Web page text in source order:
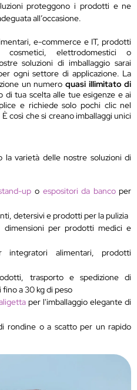
proteggono i prodotti e ne
all’occasione.
e-commerce e IT, prodotti
cosmetici, elettrodomestici o
soluzioni di imballaggio sarai
ogni settore di applicazione. La
un numero quasi illimitato di
tua scelta alle tue esigenze e ai
e richiede solo pochi clic nel
così che si creano imballaggi unici
la varietà delle nostre soluzioni di
up o espositori da bancoper
detersivi e prodotti per la pulizia
per prodotti medici e
integratori alimentari, prodotti
trasporto e spedizione di
a 30 kg di peso
per l'imballaggio elegante di
rondine o a scatto per un rapido